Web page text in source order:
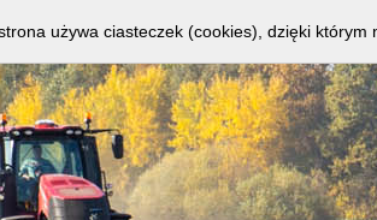
używa ciasteczek (cookies), dzięki którym